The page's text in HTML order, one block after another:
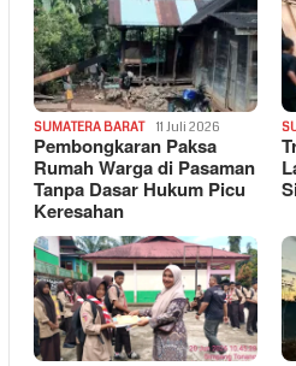
SUMATERA BARAT 11 Juli 2026
Pembongkaran Paksa
Rumah Warga di Pasaman
Tanpa Dasar Hukum Picu
Keresahan